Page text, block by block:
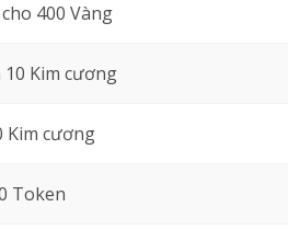
400 Vàng
Kim cương
Kim cương
Token